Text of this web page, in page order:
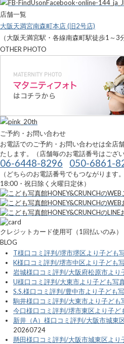
店舗一覧
大阪天満宮南森町本店 (旧2号店)
（大阪天満宮駅・各線南森町駅徒歩1～3
OTHER PHOTO
ご予約・お問い合わせ
お電話でのご予約・お問い合わせは全店
たします。（店舗毎のお電話番号はござい
06-6448-8296 050-6861-
（どちらのお電話番号でもつながりま
18:00・祝日除く火曜日定休）
クレジットカード使用可（1回払いのみ）
BLOG
T様口コミ評判/堺市堺区より子ども
K様口コミ評判/堺市中区より子ども
岩城様口コミ評判/大阪府松原市よ
U様口コミ評判/大東市より子ども写
S.S.様口コミ評判/豊中市より子ども
駒井様口コミ評判/大東市より子ど
今口様口コミ評判/堺市東区より子
新井（A）様口コミ評判/大阪市城東
20260724
懸田様口コミ評判/大阪市城東区よ